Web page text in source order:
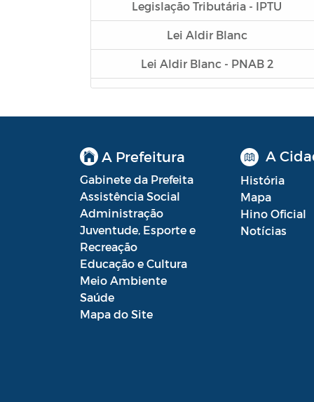
Legislação Tributária - IPTU
Lei Aldir Blanc
Lei Aldir Blanc - PNAB 2
Lei Aldir Blanc - PNAB 2025
Lei Aldir Blanc - EDITAL
CULTURAIS
Lei Aldir Blanc - SUBSÍDIO
EMERGENCIAL DA CULTURA
Lei Complementar
Leis Sobre o Coronavírus COVID-19
A Prefeitura
Gabinete da Prefeita
Assistência Social
Administração
Juventude, Esporte e
Recreação
Educação e Cultura
Meio Ambiente
Saúde
Mapa do Site
A
História
Mapa
Hino Oficial
Notícias